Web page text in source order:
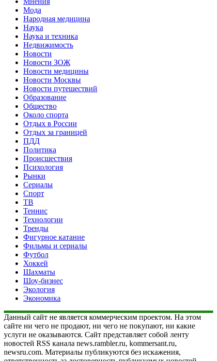
Мода
Народная медицина
Наука
Наука и техника
Недвижимость
Новости
Новости ЗОЖ
Новости медицины
Новости Москвы
Новости путешествий
Образование
Общество
Около спорта
Отдых в России
Отдых за границей
ПДД
Политика
Происшествия
Психология
Рынки
Сериалы
Спорт
ТВ
Теннис
Технологии
Тренды
Фигурное катание
Фильмы и сериалы
Футбол
Хоккей
Шахматы
Шоу-бизнес
Экология
Экономика
Данный сайт не является коммерческим проектом. На этом
сайте ни чего не продают, ни чего не покупают, ни какие
услуги не оказываются. Сайт представляет собой ленту
новостей RSS канала news.rambler.ru, kommersant.ru,
newsru.com. Материалы публикуются без искажения,